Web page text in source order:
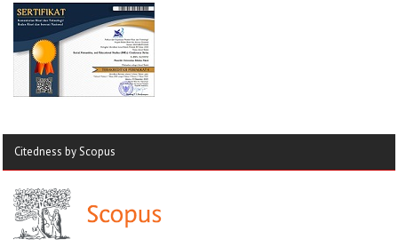
Citedness by Scopus